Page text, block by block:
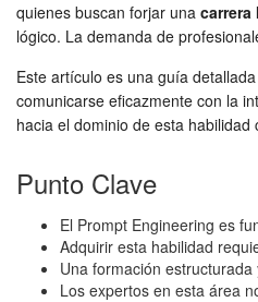
quienes buscan forjar una carrera
lógico. La demanda de
Este artículo es una guía
comunicarse eficazmente con la
hacia el dominio de esta habilidad
Punto Clave
El Prompt Engineering es
Adquirir esta habilidad
Una formación
Los expertos en esta área